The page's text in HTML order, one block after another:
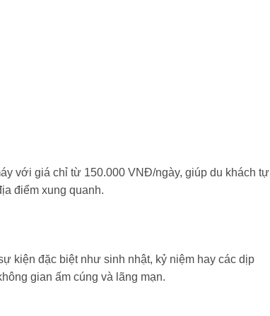
với giá chỉ từ 150.000 VNĐ/ngày, giúp du khách tự
điểm xung quanh.
kiện đặc biệt như sinh nhật, kỷ niệm hay các dịp
gian ấm cúng và lãng mạn.